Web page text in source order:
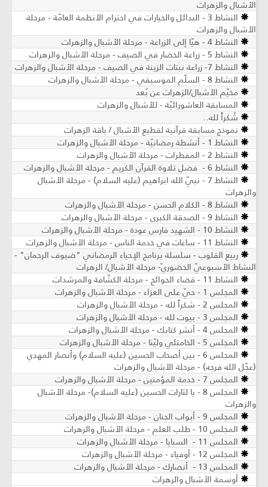
الأشبال والزهرات
النشاط 3 - البدائل والخيارات في احترام الأنظمة العامّة - مرحلة
الأشبال والزهرات
النشاط 4 - هيّا إلى الزراعة - مرحلة الأشبال والزهرات
النشاط 5 - زراعة الخضار في الصيف - مرحلة الأشبال والزهرات
النشاط 7- زراعة نبتات الزينة في الصيف - مرحلة الأشبال والزهرات
النشاط 8 - السلّم الموسيقي - مرحلة الأشبال والزهرات
مخيّم الأشبال/الزهرات عن بُعد
المسابقة العاشورائيّة - للأشبال والزهرات
شُكراً لله..
نموذج مسابقة قرآنية لقطيع الأشبال / باقة الزهرات
النشاط 1 - أنشطة رمضانيّة - مرحلة الأشبال والزهرات
النشاط 2 - المفطرات - مرحلة الأشبال والزهرات
النشاط 6 - فضل تلاوة القرآن الكريم - مرحلة الأشبال والزهرات
النشاط 7 - نبيّ الله ابراهيم (عليه السلام) - مرحلة الأشبال
والزهرات
النشاط 8 - الكلام الحسن - مرحلة الأشبال والزهرات
النشاط 9 - الصدقة الكبرى - مرحلة الأشبال والزهرات
النشاط 10 - الشهيد فارس عودة - مرحلة الأشبال والزهرات
النشاط 11 - ساعات في خدمة الناس - مرحلة الأشبال والزهرات
ربيع القلوب - سلسلة برنامج الإحياء الرمضاني "ضيوف الرحمان" -
النشاط الأسبوعيّ الحضوريّ- مرحلة الأشبال/ الزهرات
النشاط 11 - قضاء الحوائج - مرحلة الكشّافة والمرشدات
المجلس 1 - حيّ على العزاء - مرحلة الأشبال والزهرات
المجلس 2 - شكراً لله - مرحلة الأشبال والزهرات
المجلس 3 - بيوت لله - مرحلة الأشبال والزهرات
المجلس 4 - أنشر كتابك - مرحلة الأشبال والزهرات
المجلس 5 - الخامنئي وليّنا - مرحلة الأشبال والزهرات
المجلس 6 - بين أصحاب الحسين (عليه السلام) وأنصار المهدي
(عجّل الله فرجه) - مرحلة الأشبال والزهرات
المجلس 7 - خدمة المؤمنين - مرحلة الأشبال والزهرات
المجلس 8 - يا لثارات الحسين (عليه السلام)- مرحلة الأشبال
والزهرات
المجلس 9 - أبواب الجنان - مرحلة الأشبال والزهرات
المجلس 10 - طلب العلم - مرحلة الأشبال والزهرات
المجلس 11 - السبايا - مرحلة الأشبال والزهرات
المجلس 12 - أوفياء - مرحلة الأشبال والزهرات
المجلس 13 - أنصارك - مرحلة الأشبال والزهرات
أوسمة الأشبال والزهرات